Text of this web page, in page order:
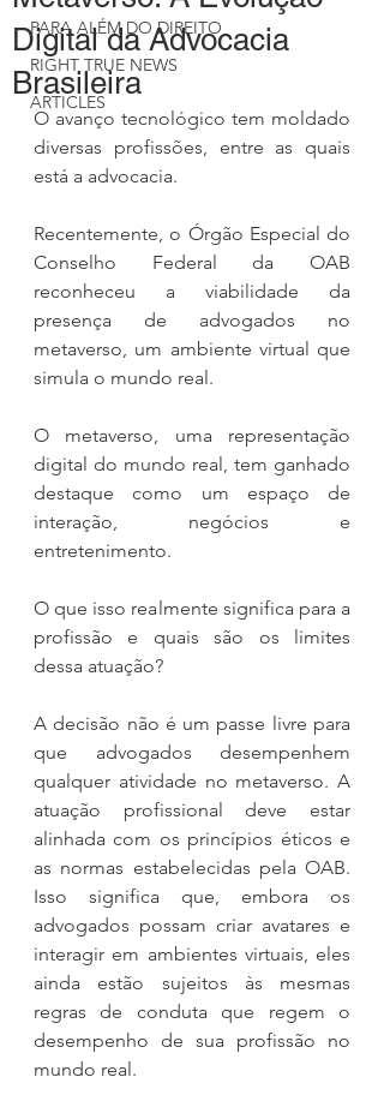
PARA ALÉM DO DIREITO
RIGHT TRUE NEWS
ARTICLES
Digital da Advocacia
Brasileira
O avanço tecnológico tem moldado
diversas profissões, entre as quais
está a advocacia.
Recentemente, o Órgão Especial do
Conselho Federal da OAB
reconheceu a viabilidade da
presença de advogados no
metaverso, um ambiente virtual que
simula o mundo real.
O metaverso, uma representação
digital do mundo real, tem ganhado
destaque como um espaço de
interação, negócios e
entretenimento.
O que isso realmente significa para a
profissão e quais são os limites
dessa atuação?
A decisão não é um passe livre para
que advogados desempenhem
qualquer atividade no metaverso. A
atuação profissional deve estar
alinhada com os princípios éticos e
as normas estabelecidas pela OAB.
Isso significa que, embora os
advogados possam criar avatares e
interagir em ambientes virtuais, eles
ainda estão sujeitos às mesmas
regras de conduta que regem o
desempenho de sua profissão no
mundo real.